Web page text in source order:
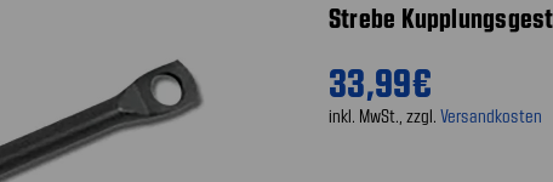
Strebe
33,99€
inkl. MwSt., zzgl. Versandkosten